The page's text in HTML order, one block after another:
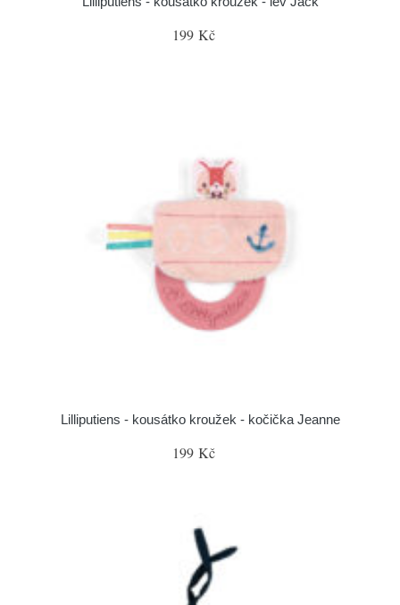
199 Kč
Lilliputiens - kousátko kroužek - kočička Jeanne
199 Kč